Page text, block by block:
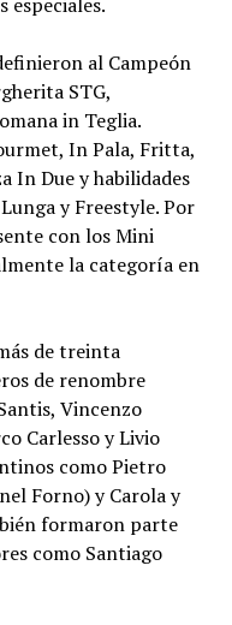
especiales.
al Campeón
STG,
in Teglia.
In Pala, Fritta,
In Due y habilidades
y Freestyle. Por
con los Mini
la categoría en
de treinta
de renombre
Vincenzo
Carlesso y Livio
como Pietro
Forno) y Carola y
formaron parte
como Santiago